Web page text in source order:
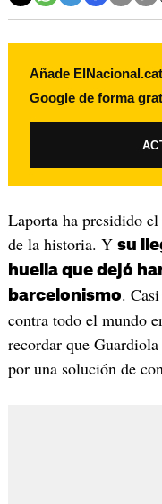
Añade
Google de forma
Laporta ha presidido
de la historia. Y su
huella que dejó
barcelonismo.
contra todo el mundo
recordar que
por una solución de